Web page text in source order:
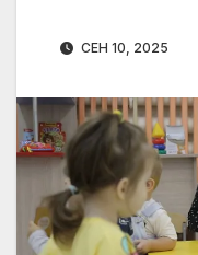
СЕН 10, 2025